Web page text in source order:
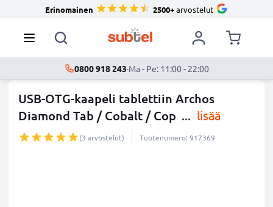
Erinomainen 2500+arvostelut
0800 918 243·Ma - Pe: 11:00 - 22:00
USB-OTG-kaapeli tablettiin Archos
Diamond Tab / Cobalt / Cop ... lisää
(3 arvostelut) Tuotenumero: 917369